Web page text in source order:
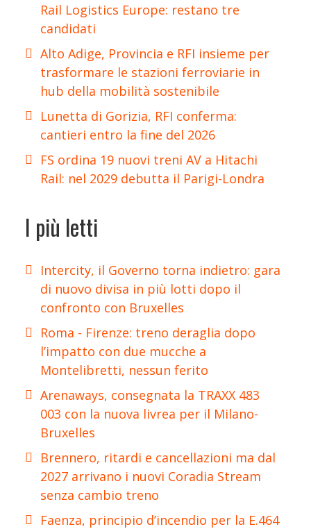
Rail Logistics Europe: restano tre
candidati
Alto Adige, Provincia e RFI insieme per
trasformare le stazioni ferroviarie in
hub della mobilità sostenibile
Lunetta di Gorizia, RFI conferma:
cantieri entro la fine del 2026
FS ordina 19 nuovi treni AV a Hitachi
Rail: nel 2029 debutta il Parigi-Londra
I più letti
Intercity, il Governo torna indietro: gara
di nuovo divisa in più lotti dopo il
confronto con Bruxelles
Roma - Firenze: treno deraglia dopo
l’impatto con due mucche a
Montelibretti, nessun ferito
Arenaways, consegnata la TRAXX 483
003 con la nuova livrea per il Milano-
Bruxelles
Brennero, ritardi e cancellazioni ma dal
2027 arrivano i nuovi Coradia Stream
senza cambio treno
Faenza, principio d’incendio per la E.464